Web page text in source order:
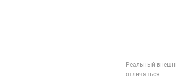
Реальный
отличаться